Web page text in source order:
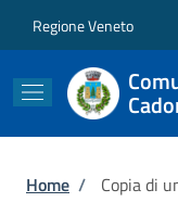
Regione Veneto
Briciole
Home / Copia di